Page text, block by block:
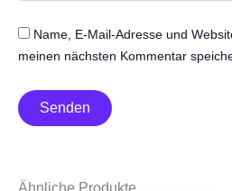
Name, E-Mail-Adresse und
meinen nächsten Kommentar